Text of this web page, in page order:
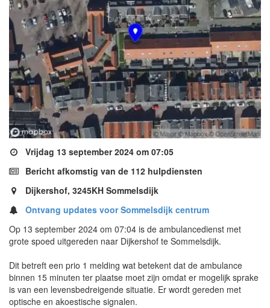
Vrijdag 13 september 2024 om 07:05
Bericht afkomstig van de 112 hulpdiensten
Dijkershof, 3245KH Sommelsdijk
Ontvang updates voor Sommelsdijk centrum
Op 13 september 2024 om 07:04 is de ambulancedienst met
grote spoed uitgereden naar Dijkershof te Sommelsdijk.
Dit betreft een prio 1 melding wat betekent dat de ambulance
binnen 15 minuten ter plaatse moet zijn omdat er mogelijk sprake
is van een levensbedreigende situatie. Er wordt gereden met
optische en akoestische signalen.